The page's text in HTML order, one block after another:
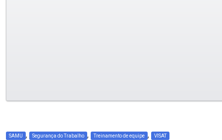
SAMU , Segurança do Trabalho , Treinamento de equipe , VISAT